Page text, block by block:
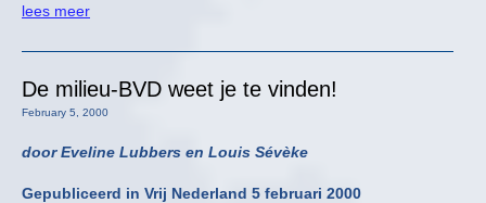
lees meer
De milieu-BVD weet je te vinden!
February 5, 2000
door Eveline Lubbers en Louis Sévèke
Gepubliceerd in Vrij Nederland 5 februari 2000